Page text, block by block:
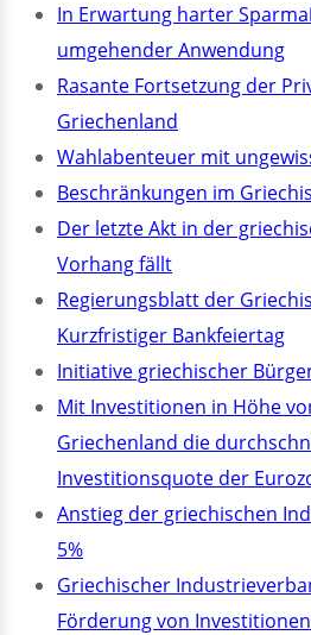
In Erwartung harter
umgehender Anwendung
Rasante Fortsetzung der
Griechenland
Wahlabenteuer mit
Beschränkungen im
Der letzte Akt in der
Vorhang fällt
Regierungsblatt der
Kurzfristiger Bankfeiertag
Initiative griechischer
Mit Investitionen in Höhe
Griechenland die
Investitionsquote der
Anstieg der griechischen
5%
Griechischer
Förderung von